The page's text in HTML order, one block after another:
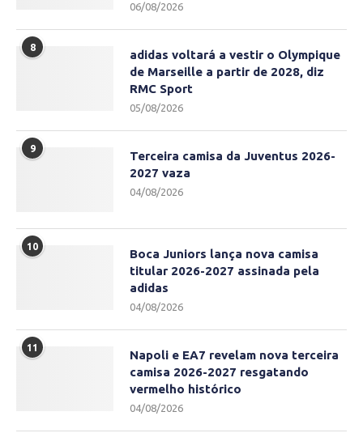
06/08/2026
8
adidas voltará a vestir o Olympique
de Marseille a partir de 2028, diz
RMC Sport
05/08/2026
9
Terceira camisa da Juventus 2026-
2027 vaza
04/08/2026
10
Boca Juniors lança nova camisa
titular 2026-2027 assinada pela
adidas
04/08/2026
11
Napoli e EA7 revelam nova terceira
camisa 2026-2027 resgatando
vermelho histórico
04/08/2026